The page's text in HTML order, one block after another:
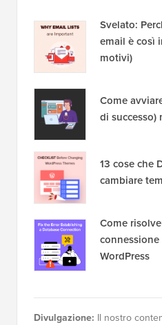
Svelato:
email è così
motivi)
Come
di successo)
13 cose che
cambiare
Come
WordPress
Divulgazione: Il nostro